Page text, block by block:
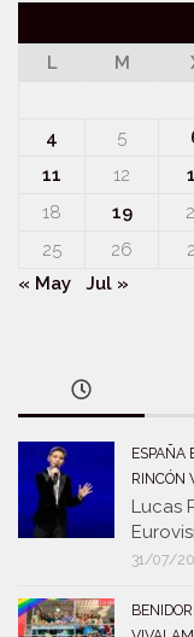
L
M
4
5
11
12
18
19
25
26
« May
Jul »
ESPAÑA
RINCÓN
Lucas
31/07/